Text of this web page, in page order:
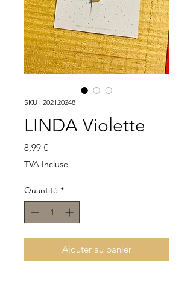
SKU : 202120248
LINDA Violette
8,99 €Prix
TVA Incluse
Quantité *
Ajouter au panier